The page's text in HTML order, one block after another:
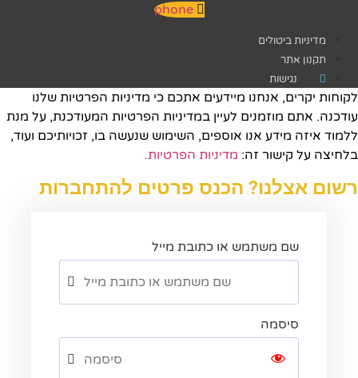
phone
מדיניות ביטולים
תקנון אתר
נגישות
לקוחות יקרים, אנחנו מיידעים אתכם כי מדיניות הפרטיות שלנו
עודכנה. אתם מוזמנים לעיין במדיניות הפרטיות המעודכנת, על מנת
ללמוד איזה מידע אנו אוספים, השימוש שנעשה בו, זכויותיכם ועוד,
בלחיצה על קישור זה: מדיניות הפרטיות.​
רשום אצלנו? הכנס פרטים להתחברות
שם משתמש או כתובת מייל
סיסמה